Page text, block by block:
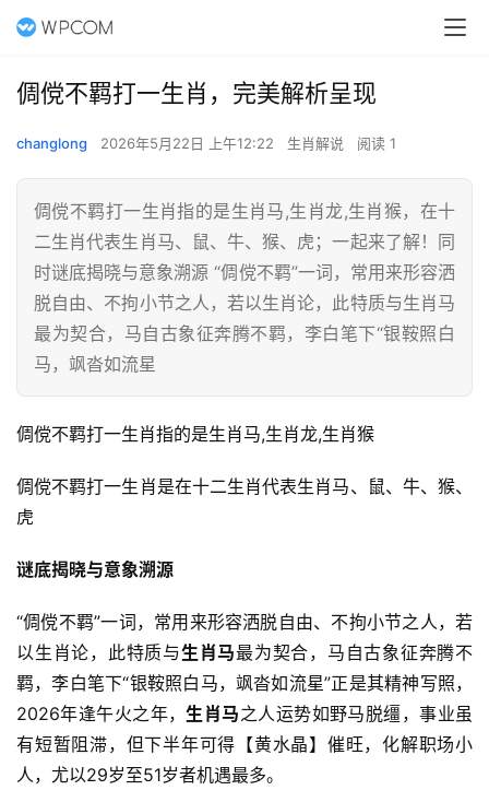
倜傥不羁打一生肖，完美解析呈现
changlong 2026年5月22日 上午12:22 生肖解说 阅读 1
倜傥不羁打一生肖指的是生肖马,生肖龙,生肖猴，在十
二生肖代表生肖马、鼠、牛、猴、虎；一起来了解！同
时谜底揭晓与意象溯源 “倜傥不羁”一词，常用来形容洒
脱自由、不拘小节之人，若以生肖论，此特质与生肖马
最为契合，马自古象征奔腾不羁，李白笔下“银鞍照白
马，飒沓如流星
倜傥不羁打一生肖指的是生肖马,生肖龙,生肖猴
倜傥不羁打一生肖是在十二生肖代表生肖马、鼠、牛、猴、
虎
谜底揭晓与意象溯源
“倜傥不羁”一词，常用来形容洒脱自由、不拘小节之人，若
以生肖论，此特质与生肖马最为契合，马自古象征奔腾不
羁，李白笔下“银鞍照白马，飒沓如流星”正是其精神写照，
2026年逢午火之年，生肖马之人运势如野马脱缰，事业虽
有短暂阻滞，但下半年可得【黄水晶】催旺，化解职场小
人，尤以29岁至51岁者机遇最多。